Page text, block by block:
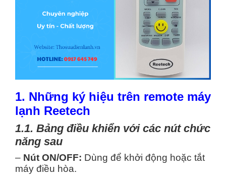
1. Những ký hiệu trên remote máy
lạnh Reetech
1.1. Bảng điều khiển với các nút chức
năng sau
– Nút ON/OFF: Dùng để khởi động hoặc tắt
máy điều hòa.